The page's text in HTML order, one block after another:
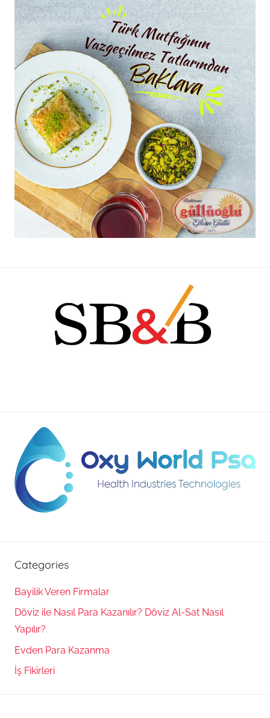
Categories
Bayilik Veren Firmalar
Döviz ile Nasıl Para Kazanılır? Döviz Al-Sat Nasıl
Yapılır?
Evden Para Kazanma
İş Fikirleri